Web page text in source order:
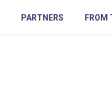
PARTNERS FROM